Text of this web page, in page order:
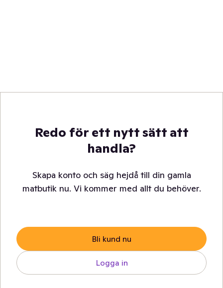
Redo för ett nytt sätt att
handla?
Skapa konto och säg hejdå till din gamla
matbutik nu. Vi kommer med allt du behöver.
Bli kund nu
Logga in